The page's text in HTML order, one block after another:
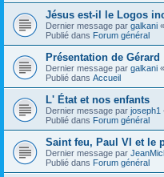
Jésus est-il le Logos
Dernier message par galkani «
Publié dans Forum général
Présentation de Gérard
Dernier message par galkani «
Publié dans Accueil
L' État et nos enfants
Dernier message par joseph1
Publié dans Forum général
Saint feu, Paul VI et le
Dernier message par
Publié dans Forum général